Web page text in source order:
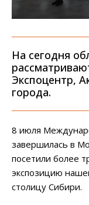
На сегодня
Экспоцентр,
города.
8 июля
завершилась в
посетили более
экспозицию
столицу Сибири.